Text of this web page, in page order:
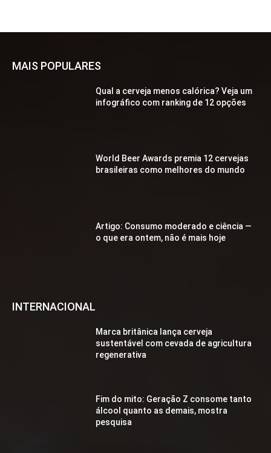
MAIS POPULARES
Qual a cerveja menos calórica? Veja um
infográfico com ranking de 12 opções
World Beer Awards premia 12 cervejas
brasileiras como melhores do mundo
Artigo: Consumo moderado e ciência —
o que era ontem, não é mais hoje
INTERNACIONAL
Marca britânica lança cerveja
sustentável com cevada de agricultura
regenerativa
Fim do mito: Geração Z consome tanto
álcool quanto as demais, mostra
pesquisa